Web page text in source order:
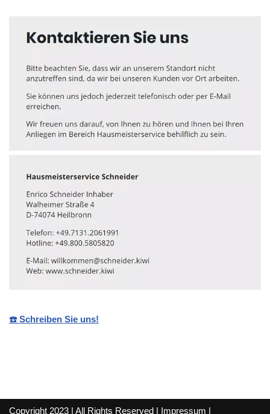
☎️ Schreiben Sie uns!
Copyright 2023 | All Rights Reserved | Impressum |